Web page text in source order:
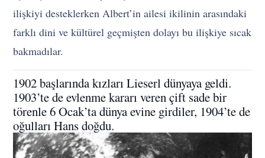
ilişkiyi desteklerken Albert’in ailesi ikilinin arasındaki
farklı dini ve kültürel geçmişten dolayı bu ilişkiye sıcak
bakmadılar.
1902 başlarında kızları Lieserl dünyaya geldi.
1903’te de evlenme kararı veren çift sade bir
törenle 6 Ocak’ta dünya evine girdiler, 1904’te de
oğulları Hans doğdu.